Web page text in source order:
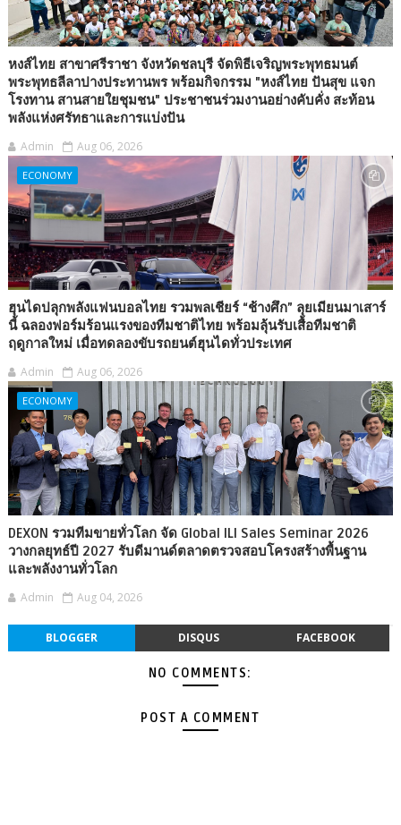
หงส์ไทย สาขาศรีราชา จังหวัดชลบุรี จัดพิธีเจริญพระพุทธมนต์
พระพุทธลีลาปางประทานพร พร้อมกิจกรรม "หงส์ไทย ปันสุข แจก
โรงทาน สานสายใยชุมชน" ประชาชนร่วมงานอย่างคับคั่ง สะท้อน
พลังแห่งศรัทธาและการแบ่งปัน
Admin Aug 06, 2026
ECONOMY
ฮุนไดปลุกพลังแฟนบอลไทย รวมพลเชียร์ “ช้างศึก” ลุยเมียนมาเสาร์
นี้ ฉลองฟอร์มร้อนแรงของทีมชาติไทย พร้อมลุ้นรับเสื้อทีมชาติ
ฤดูกาลใหม่ เมื่อทดลองขับรถยนต์ฮุนไดทั่วประเทศ
Admin Aug 06, 2026
ECONOMY
DEXON รวมทีมขายทั่วโลก จัด Global ILI Sales Seminar 2026
วางกลยุทธ์ปี 2027 รับดีมานด์ตลาดตรวจสอบโครงสร้างพื้นฐาน
และพลังงานทั่วโลก
Admin Aug 04, 2026
BLOGGER DISQUS FACEBOOK
NO COMMENTS:
POST A COMMENT